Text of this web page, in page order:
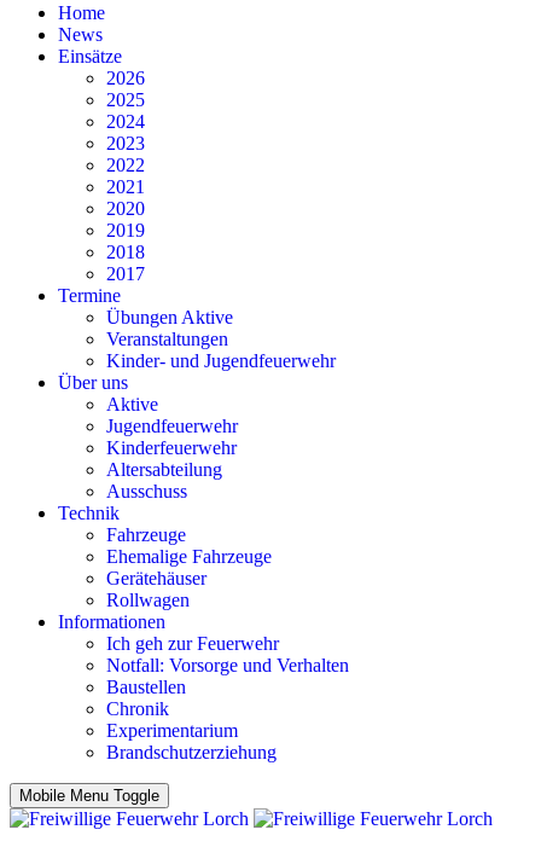
Home
News
Einsätze
2026
2025
2024
2023
2022
2021
2020
2019
2018
2017
Termine
Übungen Aktive
Veranstaltungen
Kinder- und Jugendfeuerwehr
Über uns
Aktive
Jugendfeuerwehr
Kinderfeuerwehr
Altersabteilung
Ausschuss
Technik
Fahrzeuge
Ehemalige Fahrzeuge
Gerätehäuser
Rollwagen
Informationen
Ich geh zur Feuerwehr
Notfall: Vorsorge und Verhalten
Baustellen
Chronik
Experimentarium
Brandschutzerziehung
Mobile Menu Toggle